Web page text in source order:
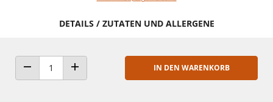
DETAILS / ZUTATEN UND ALLERGENE
ANZAHL VERRINGERNANZAHL ERHÖHEN
IN DEN WARENKORB